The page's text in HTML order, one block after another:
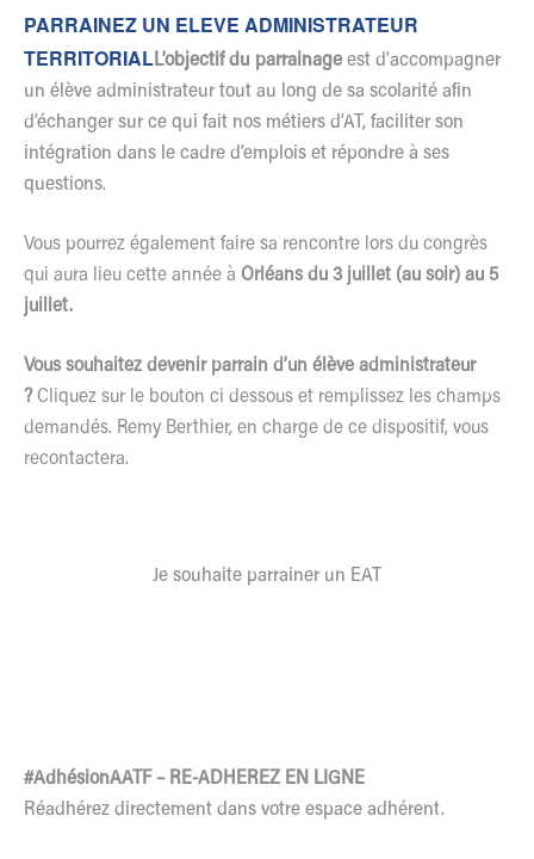
PARRAINEZ UN ELEVE ADMINISTRATEUR
TERRITORIALL’objectif du parrainage est d’accompagner
un élève administrateur tout au long de sa scolarité afin
d’échanger sur ce qui fait nos métiers d’AT, faciliter son
intégration dans le cadre d’emplois et répondre à ses
questions.
Vous pourrez également faire sa rencontre lors du congrès
qui aura lieu cette année à Orléans du 3 juillet (au soir) au 5
juillet.
Vous souhaitez devenir parrain d’un élève administrateur
? Cliquez sur le bouton ci dessous et remplissez les champs
demandés. Remy Berthier, en charge de ce dispositif, vous
recontactera.
Je souhaite parrainer un EAT
#AdhésionAATF – RE-ADHEREZ EN LIGNE
Réadhérez directement dans votre espace adhérent.